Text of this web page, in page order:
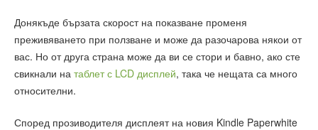
Донякъде бързата скорост на показване променя
преживяването при ползване и може да разочарова някои от
вас. Но от друга страна може да ви се стори и бавно, ако сте
свикнали на таблет с LCD дисплей, така че нещата са много
относителни.
Според прозиводителя дисплеят на новия Kindle Paperwhite